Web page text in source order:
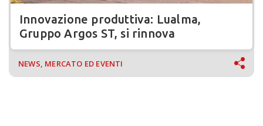
Innovazione produttiva: Lualma,
Gruppo Argos ST, si rinnova
NEWS, MERCATO ED EVENTI